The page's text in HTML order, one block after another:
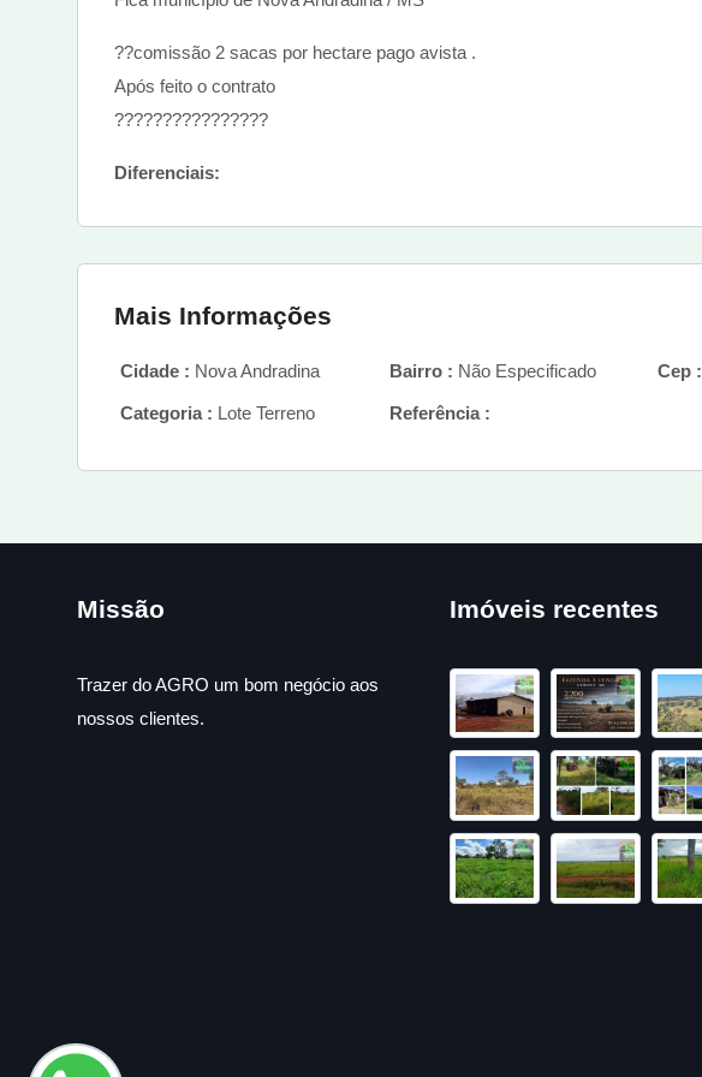
??comissão 2 sacas por hectare pago avista .
Após feito o contrato
????????????????
Diferenciais:
Mais Informações
Cidade : Nova Andradina Bairro : Não Especificado Cep :
Categoria : Lote Terreno Referência :
Missão
Trazer do AGRO um bom negócio aos
nossos clientes.
Imóveis recentes